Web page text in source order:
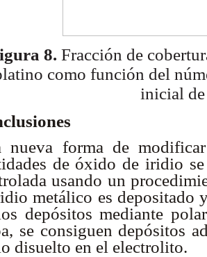
8. Fracción de
como función del
inicial
nueva forma de
de óxido de iridio
usando un
metálico es depositado
depósitos mediante
se consiguen depósitos
disuelto en el electrolito.